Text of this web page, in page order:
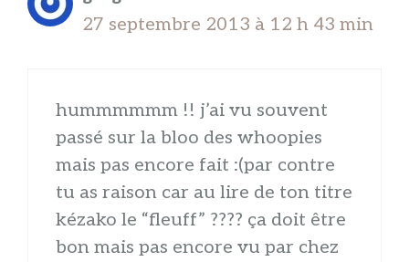
27 septembre 2013 à 12 h 43 min
hummmmmm !! j’ai vu souvent
passé sur la bloo des whoopies
mais pas encore fait :(par contre
tu as raison car au lire de ton titre
kézako le “fleuff” ???? ça doit être
bon mais pas encore vu par chez